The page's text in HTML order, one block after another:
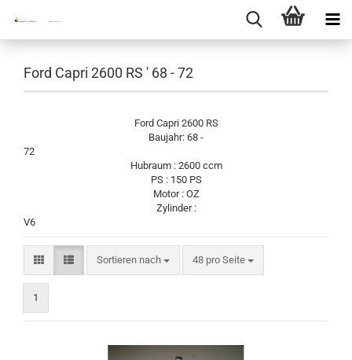
Ford Capri 2600 RS ' 68 - 72
Ford Capri 2600 RS
Baujahr: 68 -
72
Hubraum : 2600 ccm
PS : 150 PS
Motor : OZ
Zylinder :
Sortieren nach
Sortieren nach 48 pro Seite
pro Seite
1